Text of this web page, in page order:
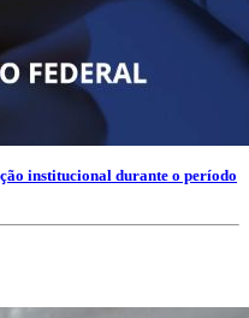
institucional durante o período